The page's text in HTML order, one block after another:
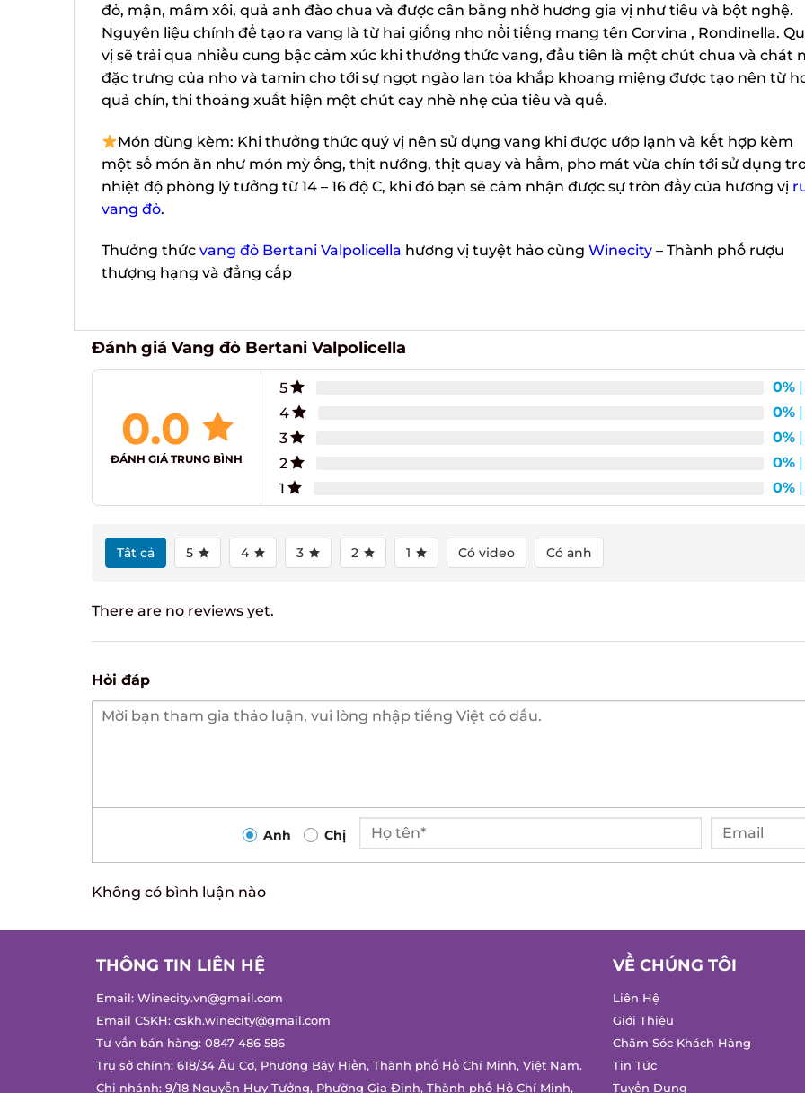
đỏ, mận, mâm xôi, quả anh đào chua và được cân bằng nhờ hương gia vị như tiêu và bột nghệ.
Nguyên liệu chính để tạo ra vang là từ hai giống nho nổi tiếng mang tên Corvina , Rondinella.
vị sẽ trải qua nhiều cung bậc cảm xúc khi thưởng thức vang, đầu tiên là một chút chua và chát
đặc trưng của nho và tamin cho tới sự ngọt ngào lan tỏa khắp khoang miệng được tạo nên từ
quả chín, thi thoảng xuất hiện một chút cay nhè nhẹ của tiêu và quế.
Món dùng kèm: Khi thưởng thức quý vị nên sử dụng vang khi được ướp lạnh và kết hợp kèm
một số món ăn như món mỳ ống, thịt nướng, thịt quay và hầm, pho mát vừa chín tới sử dụng
nhiệt độ phòng lý tưởng từ 14 – 16 độ C, khi đó bạn sẽ cảm nhận được sự tròn đầy của hương vị
vang đỏ.
Thưởng thứcvang đỏ Bertani Valpolicellahương vị tuyệt hảo cùngWinecity– Thành phố rượu
thượng hạng và đẳng cấp
Đánh giá Vang đỏ Bertani Valpolicella
0.0
ĐÁNH GIÁ TRUNG BÌNH
5 0%|
4
0%|
3
0%|
2
0%|
0%|
Tất cả 5 4 3 2 1 Có video Có ảnh
There are no reviews yet.
Hỏi đáp
Anh Chị
Không có bình luận nào
THÔNG TIN LIÊN HỆ
Email:Winecity.vn@gmail.com
Email CSKH:cskh.winecity@gmail.com
Tư vấn bán hàng:0847 486 586
Trụ sở chính: 618/34 Âu Cơ, Phường Bảy Hiền, Thành phố Hồ Chí Minh, Việt Nam.
Chi nhánh: 9/18 Nguyễn Huy Tưởng, Phường Gia Định, Thành phố Hồ Chí Minh,
VỀ CHÚNG TÔI
Liên Hệ
Giới Thiệu
Chăm Sóc Khách Hàng
Tin Tức
Tuyển Dụng